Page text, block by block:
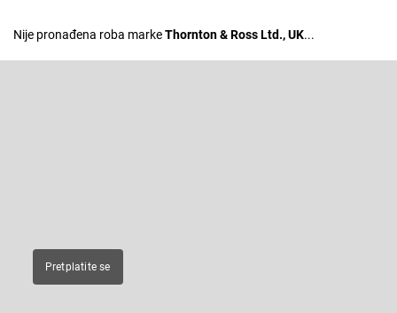
Nije pronađena roba markeThornton & Ross Ltd., UK...
Pretplatite se